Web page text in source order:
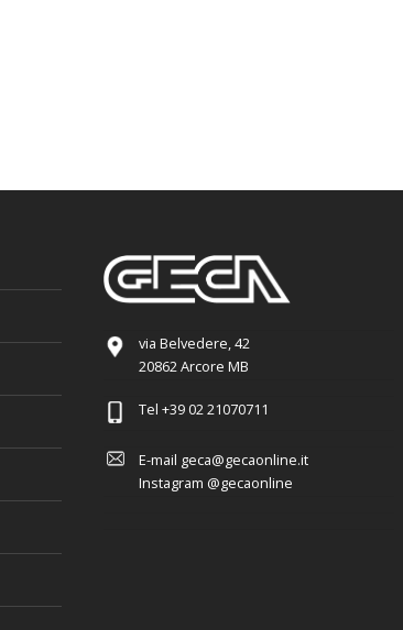
via Belvedere, 42
20862 Arcore MB
Tel +39 02 21070711
E-mail geca@gecaonline.it
Instagram @gecaonline